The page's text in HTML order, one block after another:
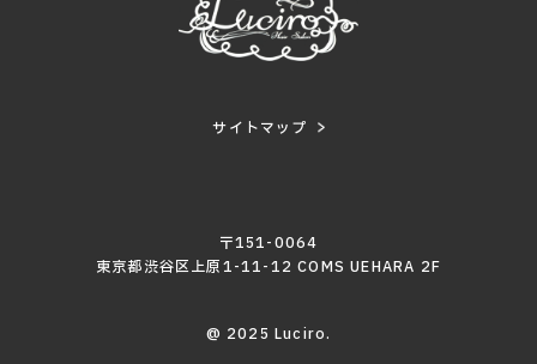
サイトマップ
〒151-0064
東京都渋谷区上原1-11-12 COMS UEHARA 2F
@ 2025 Luciro.